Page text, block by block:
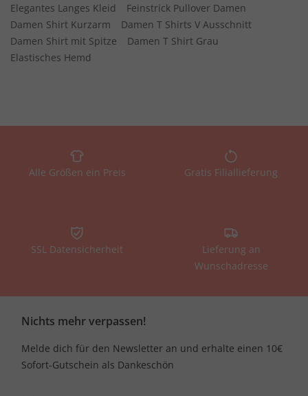
Elegantes Langes Kleid
Feinstrick Pullover Damen
Damen Shirt Kurzarm
Damen T Shirts V Ausschnitt
Damen Shirt mit Spitze
Damen T Shirt Grau
Elastisches Hemd
Alle Größen ein Preis Gratis Filiallieferung
SSL Datensicherheit
Lieferung an
Wunschadresse
Nichts mehr verpassen!
Melde dich für den Newsletter an und erhalte einen 10€
Sofort-Gutschein als Dankeschön